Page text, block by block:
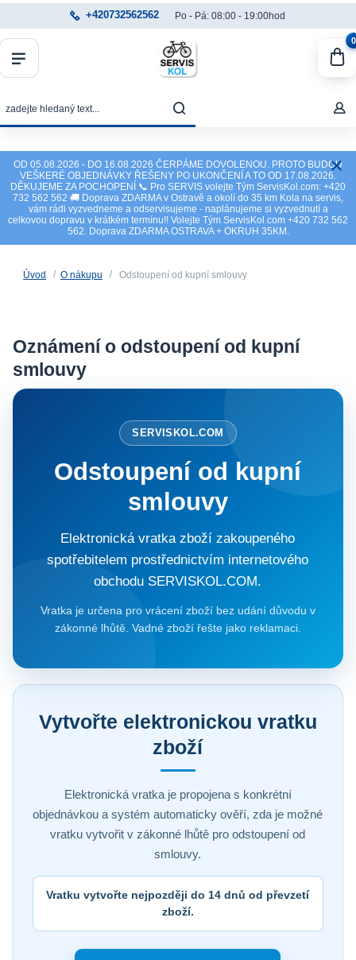
OD 05.08.2026 - DO 16.08.2026 ČERPÁME DOVOLENOU. PROTO BUDOU
VEŠKERÉ OBJEDNÁVKY ŘEŠENY PO UKONČENÍ A TO OD 17.08.2026.
DĚKUJEME ZA POCHOPENÍ 📞 Pro SERVIS volejte Tým ServisKol.com: +420
732 562 562 🚚 Doprava ZDARMA v Ostravě a okolí do 35 km Kola na servis,
vám rádi vyzvedneme a odservisujeme - naplánujeme si vyzvednutí a
celkovou dopravu v krátkém termínu!! Volejte Tým ServisKol.com +420 732 562
562. Doprava ZDARMA OSTRAVA + OKRUH 35KM.
+420732562562 Po - Pá: 08:00 - 19:00hod
0
Úvod O nákupu Odstoupení od kupní smlouvy
Oznámení o odstoupení od kupní
smlouvy
SERVISKOL.COM
Odstoupení od kupní
smlouvy
Elektronická vratka zboží zakoupeného
spotřebitelem prostřednictvím internetového
obchodu SERVISKOL.COM.
Vratka je určena pro vrácení zboží bez udání důvodu v
zákonné lhůtě. Vadné zboží řešte jako reklamaci.
Vytvořte elektronickou vratku
zboží
Elektronická vratka je propojena s konkrétní
objednávkou a systém automaticky ověří, zda je možné
vratku vytvořit v zákonné lhůtě pro odstoupení od
smlouvy.
Vratku vytvořte nejpozději do 14 dnů od převzetí
zboží.